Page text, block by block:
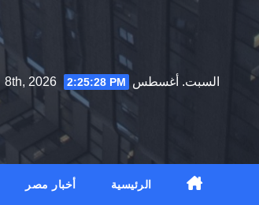
to
السبت. أغسطس 8th, 2026
2:25:30 PM
الرئيسية أخبار مصر